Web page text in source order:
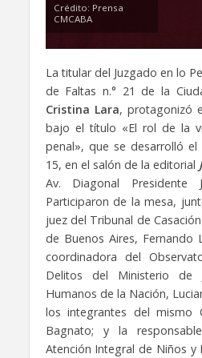
Crédito: Prensa
CMCABA
La titular del Juzgado en lo
de Faltas n.° 21 de la
Cristina Lara, protagonizó
bajo el título «El rol de la
penal», que se desarrolló
15, en el salón de la editorial
Av. Diagonal Presidente
Participaron de la mesa,
juez del Tribunal de
de Buenos Aires, Fernando
coordinadora del
Delitos del Ministerio de
Humanos de la Nación,
los integrantes del mismo
Bagnato; y la
Atención Integral de Niños y